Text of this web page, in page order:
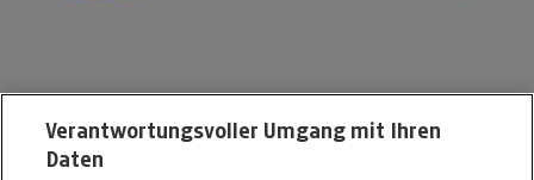
Happy Fitness
Mitterweg 21 (über Billa Plus)
Verantwortungsvoller Umgang mit Ihren
Daten